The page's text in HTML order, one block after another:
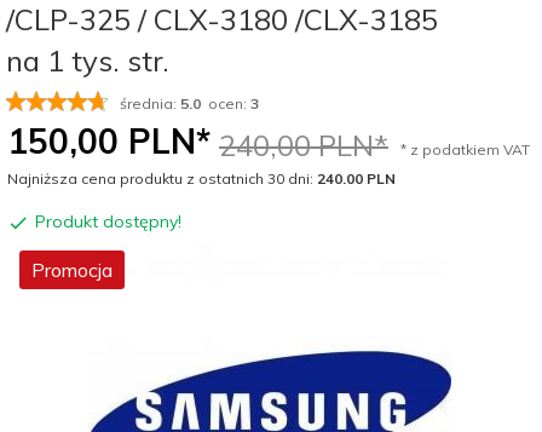
/CLP-325 / CLX-3180 /CLX-3185
na 1 tys. str.
średnia: 5.0 ocen: 3
150,00 PLN* 240,00 PLN*
* z podatkiem VAT
Najniższa cena produktu z ostatnich 30 dni: 240.00 PLN
Produkt dostępny!
Promocja